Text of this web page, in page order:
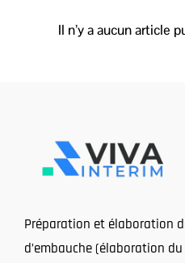
Il n’y a aucun article
Préparation et élaboration
d’embauche (élaboration